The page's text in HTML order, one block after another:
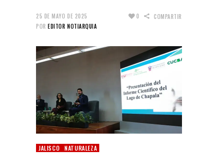
25 DE MAYO DE 2025
POR EDITOR NOTIARQUIA
0 COMPARTIR
JALISCO NATURALEZA